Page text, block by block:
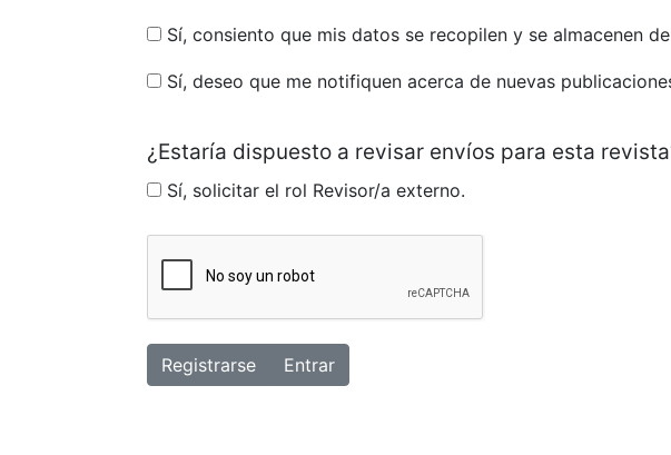
Sí, consiento que mis datos se recopilen y se almacenen
Sí, deseo que me notifiquen acerca de nuevas
¿Estaría dispuesto a revisar envíos para esta
Sí, solicitar el rol Revisor/a externo.
Registrarse Entrar